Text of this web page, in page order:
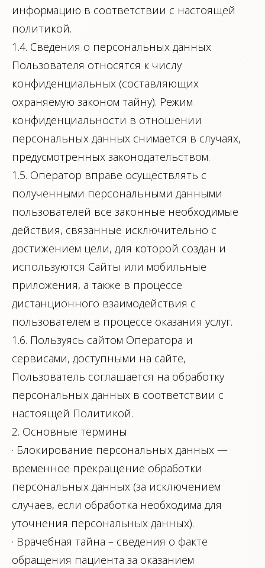
информацию в соответствии с настоящей
политикой.
1.4. Сведения о персональных данных
Пользователя относятся к числу
конфиденциальных (составляющих
охраняемую законом тайну). Режим
конфиденциальности в отношении
персональных данных снимается в случаях,
предусмотренных законодательством.
1.5. Оператор вправе осуществлять с
полученными персональными данными
пользователей все законные необходимые
действия, связанные исключительно с
достижением цели, для которой создан и
используются Сайты или мобильные
приложения, а также в процессе
дистанционного взаимодействия с
пользователем в процессе оказания услуг.
1.6. Пользуясь сайтом Оператора и
сервисами, доступными на сайте,
Пользователь соглашается на обработку
персональных данных в соответствии с
настоящей Политикой.
2. Основные термины
· Блокирование персональных данных —
временное прекращение обработки
персональных данных (за исключением
случаев, если обработка необходима для
уточнения персональных данных).
· Врачебная тайна – сведения о факте
обращения пациента за оказанием